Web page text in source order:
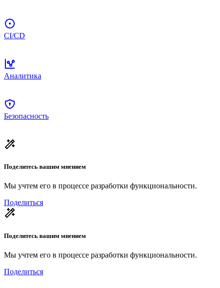
CI/CD
Аналитика
Безопасность
Поделитесь вашим мнением
Мы учтем его в процессе разработки функциональности.
Поделиться
Поделитесь вашим мнением
Мы учтем его в процессе разработки функциональности.
Поделиться